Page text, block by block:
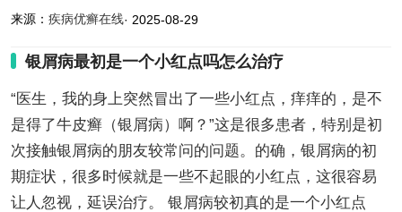
来源： 疾病优癣在线· 2025-08-29
银屑病最初是一个小红点吗怎么治疗
“医生，我的身上突然冒出了一些小红点，痒痒的，是不
是得了牛皮癣（银屑病）啊？”这是很多患者，特别是初
次接触银屑病的朋友较常问的问题。的确，银屑病的初
期症状，很多时候就是一些不起眼的小红点，这很容易
让人忽视，延误治疗。 银屑病较初真的是一个小红点